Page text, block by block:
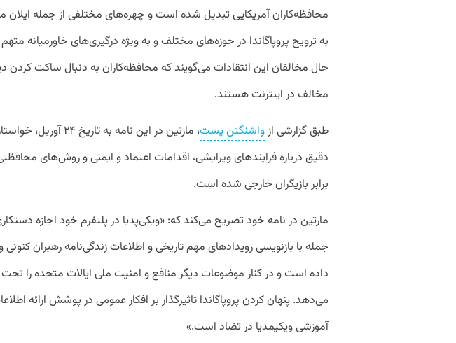
محافظه‌کاران آمریکایی تبدیل شده است و چهره‌های مختلفی از جمله ایلان
به ترویج پروپاگاندا در حوزه‌های مختلف و به ویژه درگیری‌های خاورمیانه
حال مخالفان این انتقادات می‌گویند که محافظه‌کاران به دنبال ساکت کردن
مخالف در اینترنت هستند.
طبق گزارشی ازواشنگتن پست
، مارتین در این نامه به
دقیق درباره فرایندهای ویرایشی، اقدامات اعتماد و ایمنی و روش‌های
برابر بازیگران خارجی شده است.
مارتین در نامه خود تصریح می‌کند که: «ویکی‌پدیا در پلتفرم خود اجازه
جمله با بازنویسی رویدادهای مهم تاریخی و اطلاعات زندگی‌نامه‌ رهبران کنونی
داده است و در کنار موضوعات دیگر منافع و امنیت ملی ایالات متحده را تحت
می‌دهد. پنهان کردن پروپاگاندا تاثیرگذار بر افکار عمومی در پوشش ارائه
آموزشی ویکیمدیا در تضاد است.»